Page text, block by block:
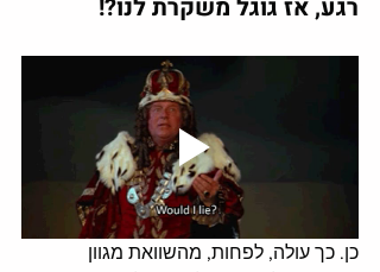
רגע, אז גוגל משקרת לנו?!
כן. כך עולה, לפחות, מהשוואת מגוון